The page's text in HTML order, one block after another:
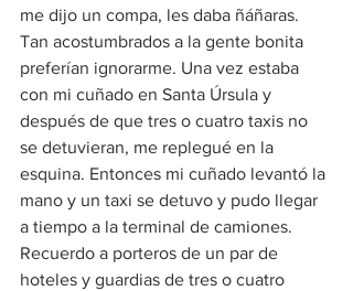
me dijo un compa, les daba ñáñaras.
Tan acostumbrados a la gente bonita
preferían ignorarme. Una vez estaba
con mi cuñado en Santa Úrsula y
después de que tres o cuatro taxis no
se detuvieran, me replegué en la
esquina. Entonces mi cuñado levantó la
mano y un taxi se detuvo y pudo llegar
a tiempo a la terminal de camiones.
Recuerdo a porteros de un par de
hoteles y guardias de tres o cuatro